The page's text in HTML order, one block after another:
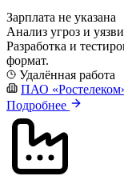
Зарплата не указана
Анализ угроз и
Разработка и
формат.
Удалённая работа
ПАО
Подробнее